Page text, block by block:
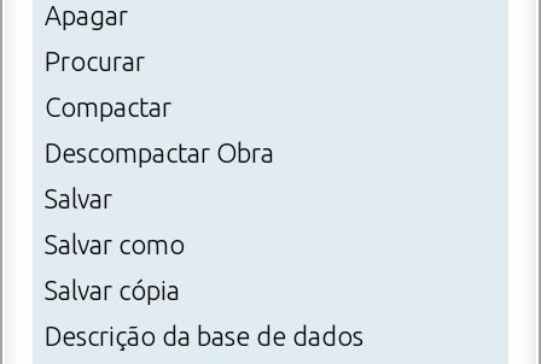
Apagar
Procurar
Compactar
Descompactar Obra
Salvar
Salvar como
Salvar cópia
Descrição da base de dados